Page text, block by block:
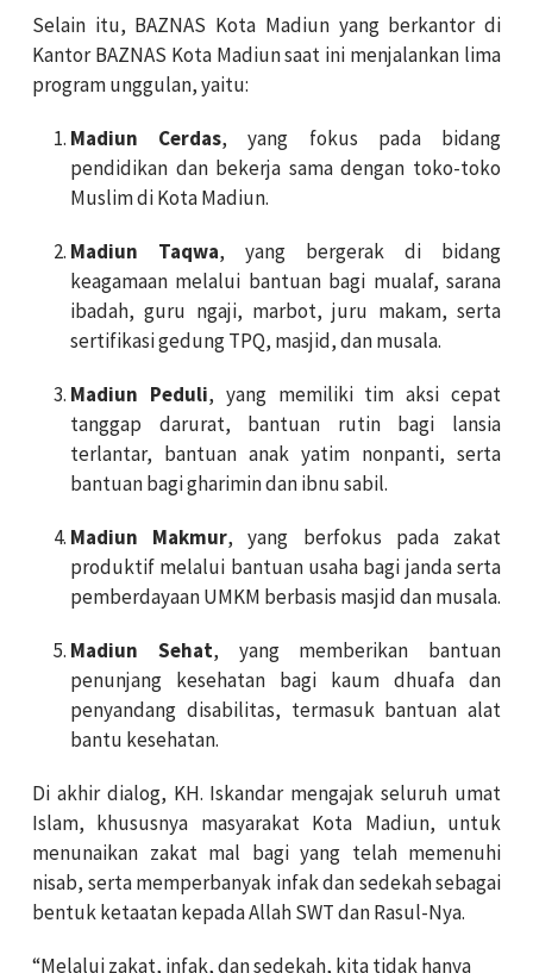
Selain itu, BAZNAS Kota Madiun yang berkantor di
Kantor BAZNAS Kota Madiun saat ini menjalankan lima
program unggulan, yaitu:
Madiun Cerdas, yang fokus pada bidang
pendidikan dan bekerja sama dengan toko-toko
Muslim di Kota Madiun.
Madiun Taqwa, yang bergerak di bidang
keagamaan melalui bantuan bagi mualaf, sarana
ibadah, guru ngaji, marbot, juru makam, serta
sertifikasi gedung TPQ, masjid, dan musala.
Madiun Peduli, yang memiliki tim aksi cepat
tanggap darurat, bantuan rutin bagi lansia
terlantar, bantuan anak yatim nonpanti, serta
bantuan bagi gharimin dan ibnu sabil.
Madiun Makmur, yang berfokus pada zakat
produktif melalui bantuan usaha bagi janda serta
pemberdayaan UMKM berbasis masjid dan musala.
Madiun Sehat, yang memberikan bantuan
penunjang kesehatan bagi kaum dhuafa dan
penyandang disabilitas, termasuk bantuan alat
bantu kesehatan.
Di akhir dialog, KH. Iskandar mengajak seluruh umat
Islam, khususnya masyarakat Kota Madiun, untuk
menunaikan zakat mal bagi yang telah memenuhi
nisab, serta memperbanyak infak dan sedekah sebagai
bentuk ketaatan kepada Allah SWT dan Rasul-Nya.
“Melalui zakat, infak, dan sedekah, kita tidak hanya